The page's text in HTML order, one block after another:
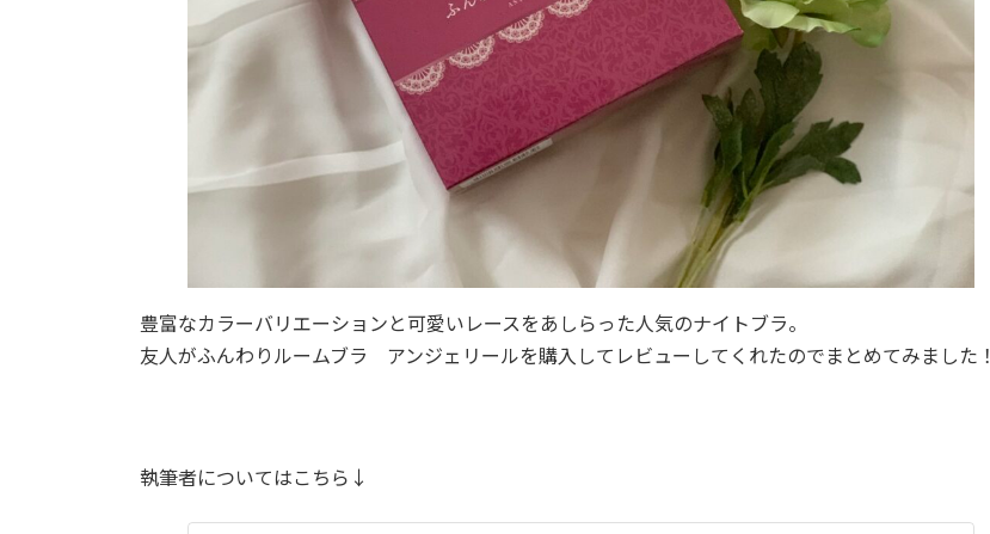
豊富なカラーバリエーションと可愛いレースをあしらった人気のナイトブラ。
友人がふんわりルームブラ アンジェリールを購入してレビューしてくれたのでまとめてみました！
執筆者についてはこちら↓